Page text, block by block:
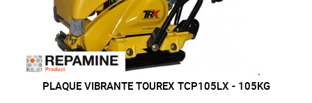
PLAQUE VIBRANTE TOUREX TCP105LX - 105KG